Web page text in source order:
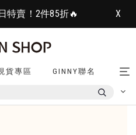
特賣！2件85折🔥 X
貨專區 GINNY聯名